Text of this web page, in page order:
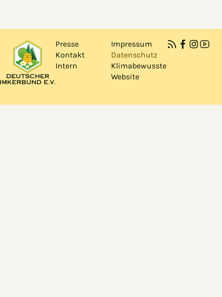
Presse
Kontakt
Intern
Impressum
Datenschutz
Klimabewusste
Website